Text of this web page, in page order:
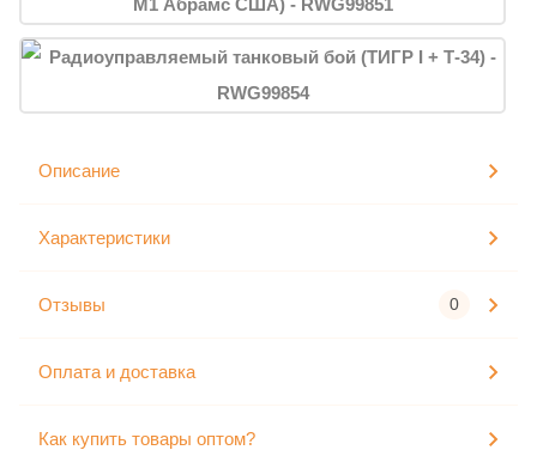
Описание
Характеристики
Отзывы 0
Оплата и доставка
Как купить товары оптом?